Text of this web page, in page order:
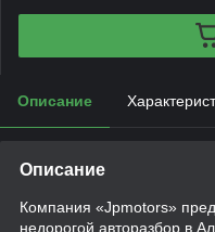
Описание
Описание
Компания «Jpmotors»
недорогой авторазбор в